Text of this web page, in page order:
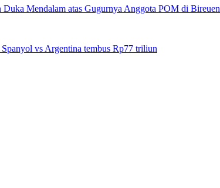
Duka Mendalam atas Gugurnya Anggota POM di Bireuen
vs Argentina tembus Rp77 triliun